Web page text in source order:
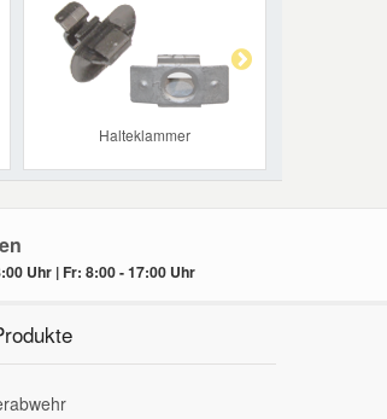
Halteklammer
Uhr | Fr: 8:00 - 17:00 Uhr